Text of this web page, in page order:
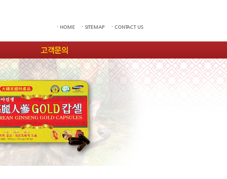
HOME SITEMAP CONTACT US